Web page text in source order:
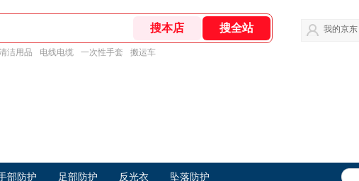
洁用品 电线电缆 一次性手套 搬运车
我的京东
部防护 足部防护 反光衣 坠落防护